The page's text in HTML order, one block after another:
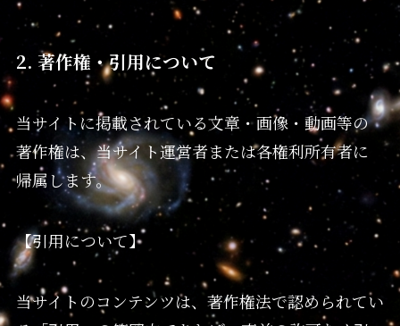
2. 著作権・引用について
当サイトに掲載されている文章・画像・動画等の
著作権は、当サイト運営者または各権利所有者に
帰属します。
【引用について】
当サイトのコンテンツは、著作権法で認められてい